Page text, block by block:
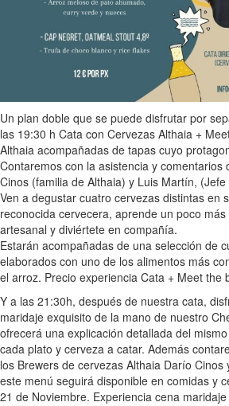
Un plan doble que se puede disfrutar por
las 19:30 h Cata con Cervezas Althaia +
Althaia acompañadas de tapas cuyo
Contaremos con la asistencia y comentarios
Cinos (familia de Althaia) y Luis Martín,
Ven a degustar cuatro cervezas distintas en
reconocida cervecera, aprende un poco
artesanal y diviértete en compañía.
Estarán acompañadas de una selección de
elaborados con uno de los alimentos más
el arroz. Precio experiencia Cata + Meet the
Y a las 21:30h, después de nuestra cata,
maridaje exquisito de la mano de nuestro
ofrecerá una explicación detallada del
cada plato y cerveza a catar. Además
los Brewers de cervezas Althaia Darío Cinos
este menú seguirá disponible en comidas y
21 de Noviembre. Experiencia cena